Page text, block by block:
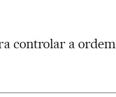
controlar a